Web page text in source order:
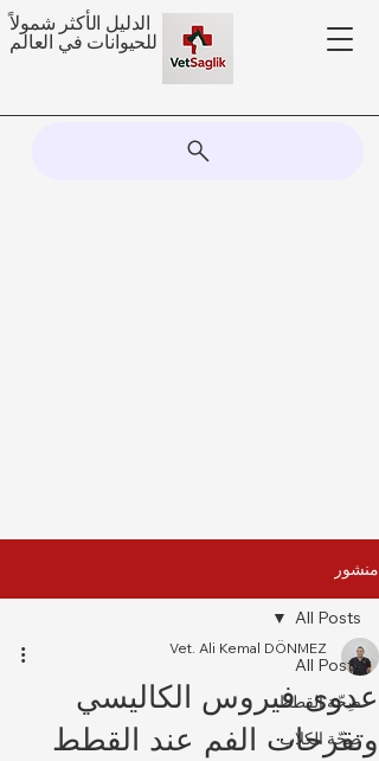
الدليل الأكثر شمولاً
للحيوانات في العالم
منشور
All Posts
صِحّة القطط
صِحّة الكلاب
All Posts
عدوى فيروس الكاليسي
وتقرحات الفم عند القطط
Vet. Ali Kemal DÖNMEZ